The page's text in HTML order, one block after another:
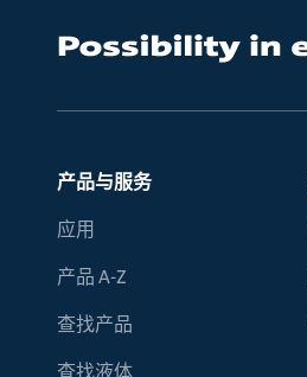
产品与服务
应用
产品 A-Z
查找产品
查找液体